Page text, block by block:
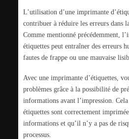
L’utilisation d’une imprimante
contribuer à réduire les erreurs dans
Comme mentionné précédemment,
étiquettes peut entraîner des erreurs
fautes de frappe ou une mauvaise
Avec une imprimante d’étiquettes,
problèmes grâce à la possibilité de
informations avant l’impression.
étiquettes sont correctement
informations et qu’il n’y a pas de
processus.